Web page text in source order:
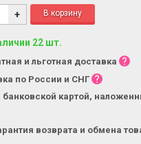
+
22 шт.
и льготная доставка
по России и СНГ
банковской картой,
возврата и обмена